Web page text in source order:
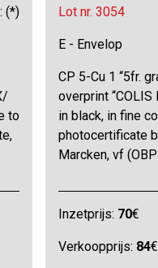
(*)
to
Lot nr. 3054
E - Envelop
CP 5-Cu 1 “5fr.
overprint “COLIS
in black, in fine
photocertificate
Marcken, vf
Inzetprijs: 70€
Verkoopprijs: 84€